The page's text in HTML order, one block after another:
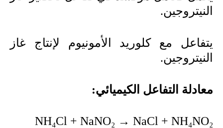
النيتروجين.
يتفاعل مع كلوريد الأمونيوم لإنتاج غاز
النيتروجين.
معادلة التفاعل الكيميائي:
NH₄Cl + NaNO₂ → NaCl + NH₄NO₂